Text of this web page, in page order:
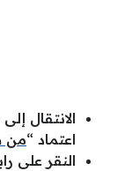
الانتقال
اعتماد “من
النقر على